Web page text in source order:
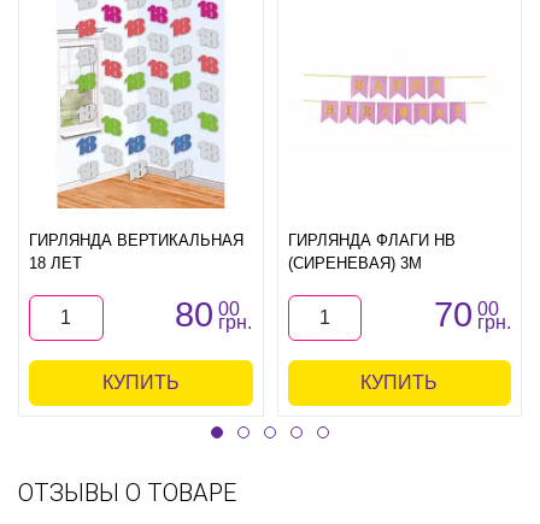
ГИРЛЯНДА ВЕРТИКАЛЬНАЯ
18 ЛЕТ
80 00
грн.
КУПИТЬ
ГИРЛЯНДА ФЛАГИ HB
(СИРЕНЕВАЯ) 3М
70 00
грн.
КУПИТЬ
ОТЗЫВЫ О ТОВАРЕ